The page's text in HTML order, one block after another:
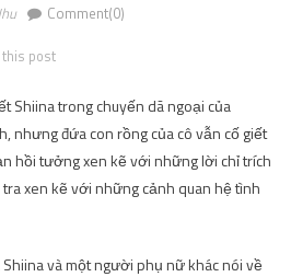
Comment(0)
this post
Shiina trong chuyến dã ngoại của
nhưng đứa con rồng của cô vẫn cố giết
hồi tưởng xen kẽ với những lời chỉ trích
xen kẽ với những cảnh quan hệ tình
Shiina và một người phụ nữ khác nói về